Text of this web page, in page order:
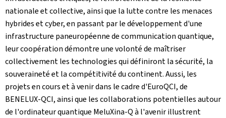
nationale et collective, ainsi que la lutte contre les menaces
hybrides et cyber, en passant par le développement d'une
infrastructure paneuropéenne de communication quantique,
leur coopération démontre une volonté de maîtriser
collectivement les technologies qui définiront la sécurité, la
souveraineté et la compétitivité du continent. Aussi, les
projets en cours et à venir dans le cadre d'EuroQCI, de
BENELUX-QCI, ainsi que les collaborations potentielles autour
de l'ordinateur quantique MeluXina-Q à l'avenir illustrent